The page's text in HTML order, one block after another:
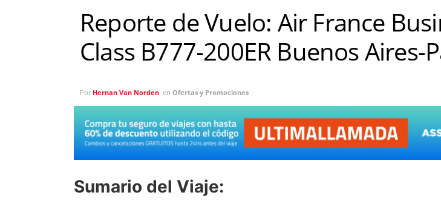
Reporte de Vuelo: Air France
Class B777-200ER Buenos Aires-
Por Hernan Van Norden en Ofertas y Promociones
Sumario del Viaje: